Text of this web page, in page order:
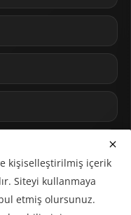
kişiselleştirilmiş içerik
Siteyi kullanmaya
etmiş olursunuz.